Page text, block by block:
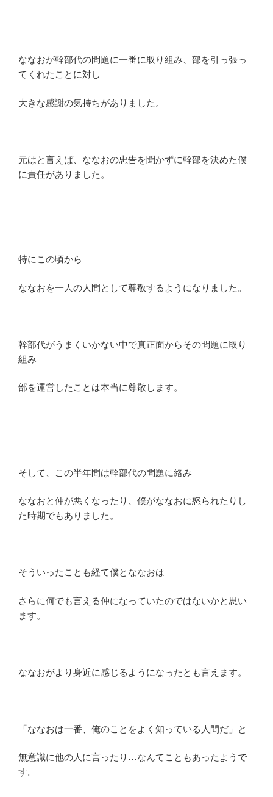
ななおが幹部代の問題に一番に取り組み、部を引っ張っ
てくれたことに対し
大きな感謝の気持ちがありました。
元はと言えば、ななおの忠告を聞かずに幹部を決めた僕
に責任がありました。
特にこの頃から
ななおを一人の人間として尊敬するようになりました。
幹部代がうまくいかない中で真正面からその問題に取り
組み
部を運営したことは本当に尊敬します。
そして、この半年間は幹部代の問題に絡み
ななおと仲が悪くなったり、僕がななおに怒られたりし
た時期でもありました。
そういったことも経て僕とななおは
さらに何でも言える仲になっていたのではないかと思い
ます。
ななおがより身近に感じるようになったとも言えます。
「ななおは一番、俺のことをよく知っている人間だ」と
無意識に他の人に言ったり…なんてこともあったようで
す。